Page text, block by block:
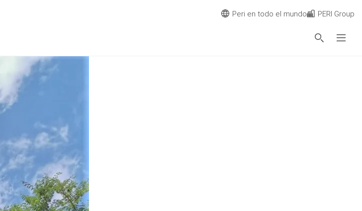
Peri en todo el mundo PERI Group